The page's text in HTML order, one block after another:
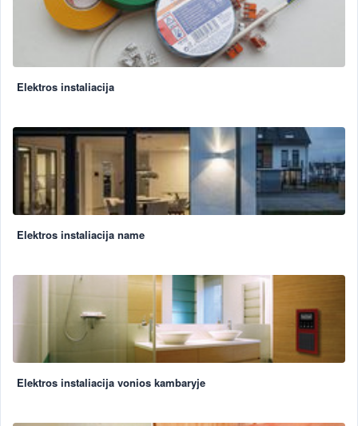
Elektros instaliacija
Elektros instaliacija name
Elektros instaliacija vonios kambaryje